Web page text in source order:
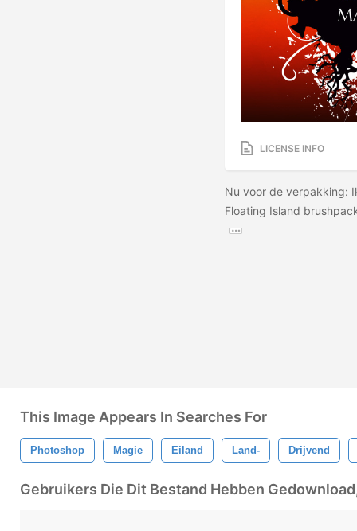
LICENSE INFO
Nu voor de verpakking:
Floating Island
This Image Appears In Searches For
Photoshop Magie Eiland Land- Drijvend
Gebruikers Die Dit Bestand Hebben